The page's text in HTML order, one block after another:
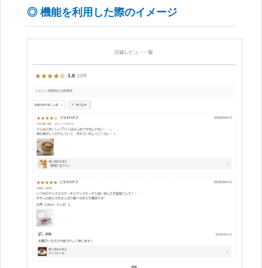
◎ 機能を利用した際のイメージ